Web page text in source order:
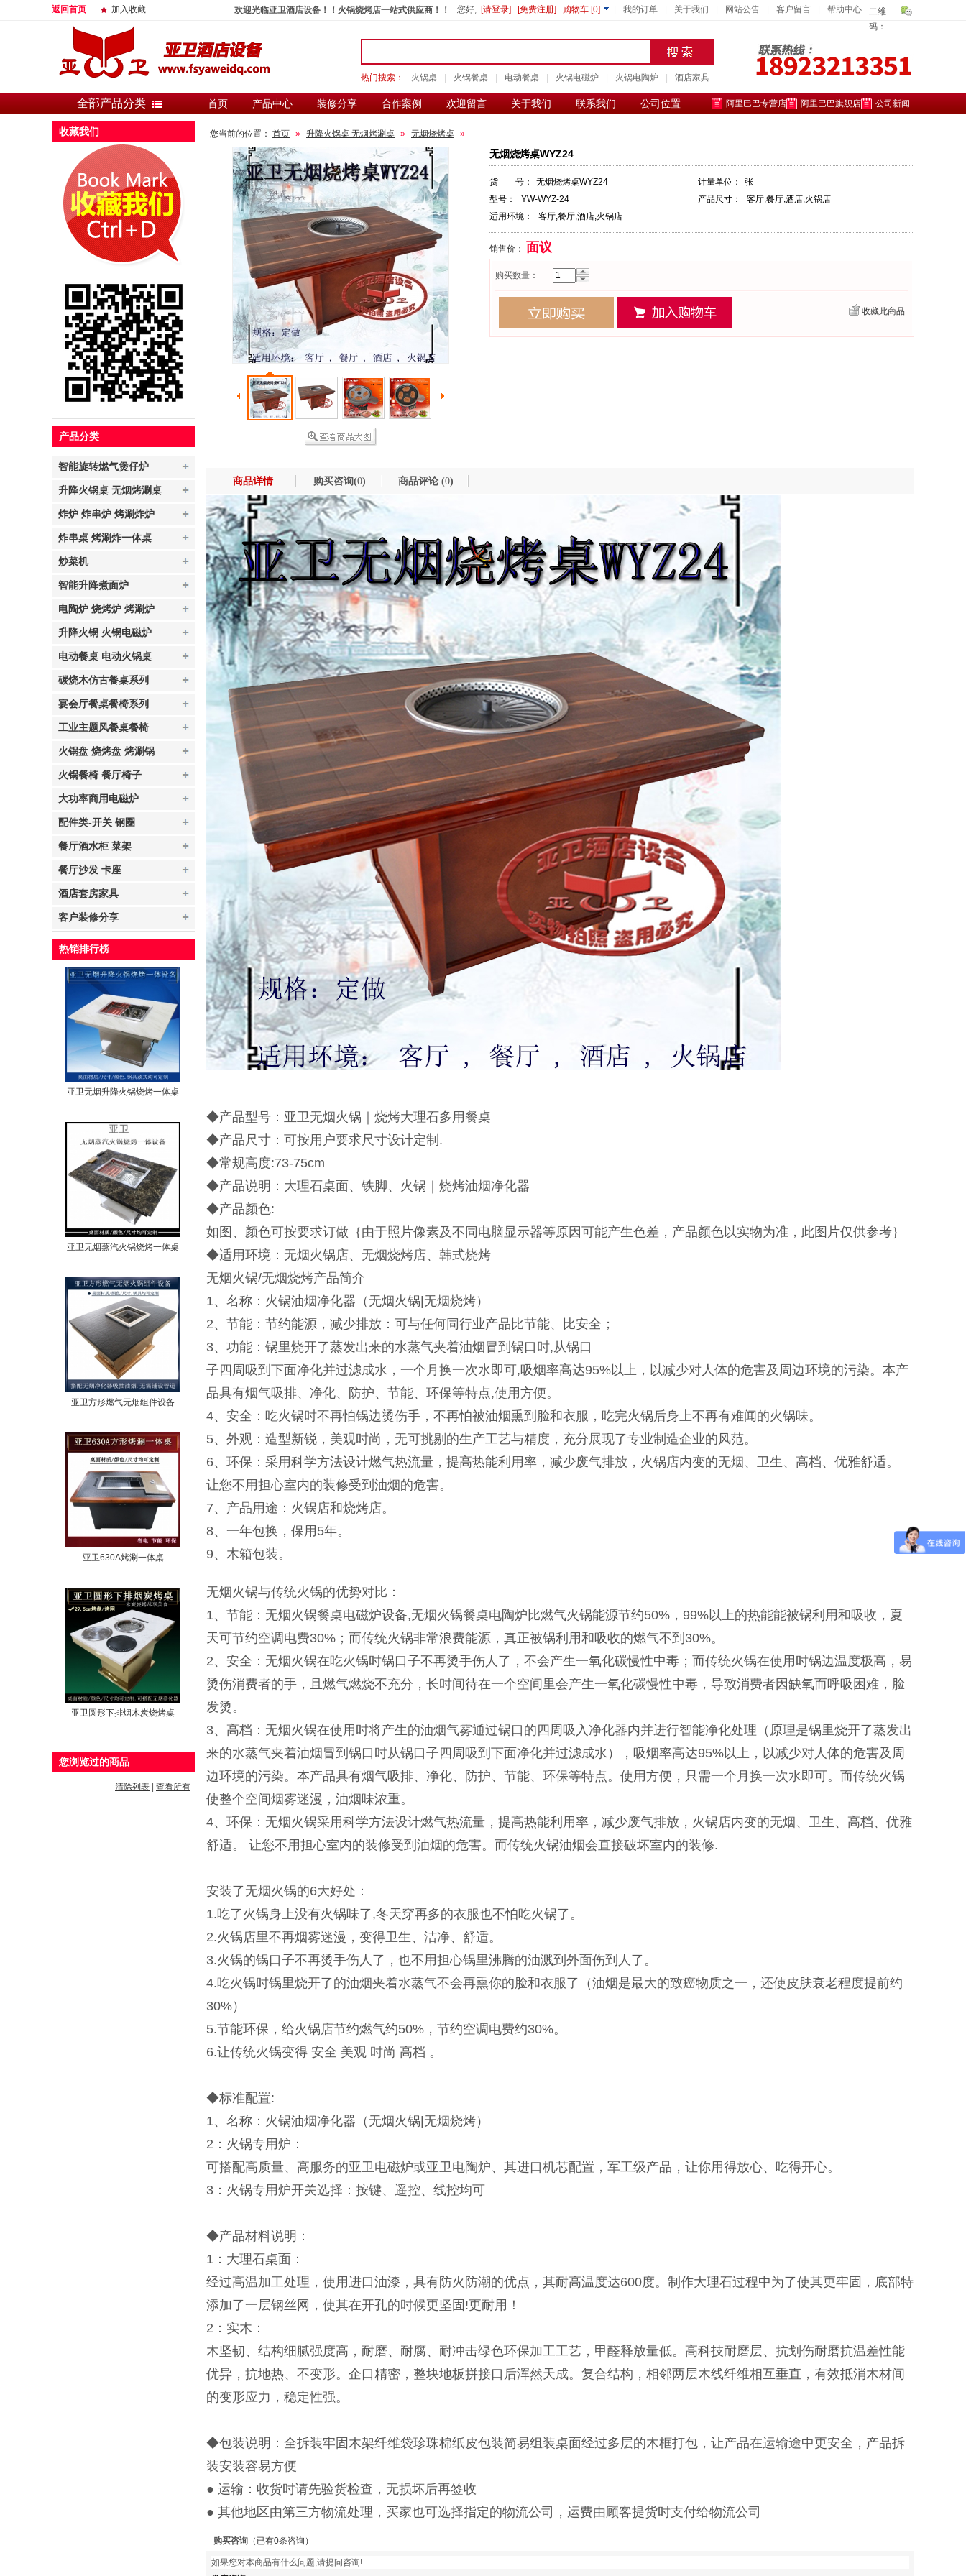
返回首页 加入收藏
二维
码：
我的订单 关于我们 网站公告 客户留言 帮助中心
您好, [请登录] [免费注册] 购物车 [0]
欢迎光临亚卫酒店设备！！火锅烧烤店一站式供应商！！
热门搜索： 火锅桌 火锅餐桌 电动餐桌 火锅电磁炉 火锅电陶炉 酒店家具
全部产品分类 首页 产品中心 装修分享 合作案例 欢迎留言 关于我们 联系我们 公司位置 阿里巴巴专营店 阿里巴巴旗舰店 公司新闻
您当前的位置： 首页 » 升降火锅桌 无烟烤涮桌 » 无烟烧烤桌 »
无烟烧烤桌WYZ24
货 号： 无烟烧烤桌WYZ24 计量单位：
张
型号：
YW-WYZ-24 产品尺寸：
客厅,餐厅,酒店,火锅店
适用环境：
客厅,餐厅,酒店,火锅店
销售价： 面议
购买数量：
收藏此商品
商品详情 购买咨询(0) 商品评论 (0)
◆产品型号：亚卫无烟火锅｜烧烤大理石多用餐桌
◆产品尺寸：可按用户要求尺寸设计定制.
◆常规高度:73-75cm
◆产品说明：大理石桌面、铁脚、火锅｜烧烤油烟净化器
◆产品颜色:
如图、颜色可按要求订做｛由于照片像素及不同电脑显示器等原因可能产生色差，产品颜色以实物为准，此图片仅供参考｝
◆适用环境：无烟火锅店、无烟烧烤店、韩式烧烤
无烟火锅/无烟烧烤产品简介
1、名称：火锅油烟净化器（无烟火锅|无烟烧烤）
2、节能：节约能源，减少排放：可与任何同行业产品比节能、比安全；
3、功能：锅里烧开了蒸发出来的水蒸气夹着油烟冒到锅口时,从锅口
子四周吸到下面净化并过滤成水，一个月换一次水即可,吸烟率高达95%以上，以减少对人体的危害及周边环境的污染。本产
品具有烟气吸排、净化、防护、节能、环保等特点,使用方便。
4、安全：吃火锅时不再怕锅边烫伤手，不再怕被油烟熏到脸和衣服，吃完火锅后身上不再有难闻的火锅味。
5、外观：造型新锐，美观时尚，无可挑剔的生产工艺与精度，充分展现了专业制造企业的风范。
6、环保：采用科学方法设计燃气热流量，提高热能利用率，减少废气排放，火锅店内变的无烟、卫生、高档、优雅舒适。
让您不用担心室内的装修受到油烟的危害。
7、产品用途：火锅店和烧烤店。
8、一年包换，保用5年。
9、木箱包装。
无烟火锅与传统火锅的优势对比：
1、节能：无烟火锅餐桌电磁炉设备,无烟火锅餐桌电陶炉比燃气火锅能源节约50%，99%以上的热能能被锅利用和吸收，夏
天可节约空调电费30%；而传统火锅非常浪费能源，真正被锅利用和吸收的燃气不到30%。
2、安全：无烟火锅在吃火锅时锅口子不再烫手伤人了，不会产生一氧化碳慢性中毒；而传统火锅在使用时锅边温度极高，易
烫伤消费者的手，且燃气燃烧不充分，长时间待在一个空间里会产生一氧化碳慢性中毒，导致消费者因缺氧而呼吸困难，脸
发烫。
3、高档：无烟火锅在使用时将产生的油烟气雾通过锅口的四周吸入净化器内并进行智能净化处理（原理是锅里烧开了蒸发出
来的水蒸气夹着油烟冒到锅口时从锅口子四周吸到下面净化并过滤成水），吸烟率高达95%以上，以减少对人体的危害及周
边环境的污染。本产品具有烟气吸排、净化、防护、节能、环保等特点。使用方便，只需一个月换一次水即可。而传统火锅
使整个空间烟雾迷漫，油烟味浓重。
4、环保：无烟火锅采用科学方法设计燃气热流量，提高热能利用率，减少废气排放，火锅店内变的无烟、卫生、高档、优雅
舒适。 让您不用担心室内的装修受到油烟的危害。而传统火锅油烟会直接破坏室内的装修.
安装了无烟火锅的6大好处：
1.吃了火锅身上没有火锅味了,冬天穿再多的衣服也不怕吃火锅了。
2.火锅店里不再烟雾迷漫，变得卫生、洁净、舒适。
3.火锅的锅口子不再烫手伤人了，也不用担心锅里沸腾的油溅到外面伤到人了。
4.吃火锅时锅里烧开了的油烟夹着水蒸气不会再熏你的脸和衣服了（油烟是最大的致癌物质之一，还使皮肤衰老程度提前约
30%）
5.节能环保，给火锅店节约燃气约50%，节约空调电费约30%。
6.让传统火锅变得 安全 美观 时尚 高档 。
◆标准配置:
1、名称：火锅油烟净化器（无烟火锅|无烟烧烤）
2：火锅专用炉：
可搭配高质量、高服务的亚卫电磁炉或亚卫电陶炉、其进口机芯配置，军工级产品，让你用得放心、吃得开心。
3：火锅专用炉开关选择：按键、遥控、线控均可
◆产品材料说明：
1：大理石桌面：
经过高温加工处理，使用进口油漆，具有防火防潮的优点，其耐高温度达600度。制作大理石过程中为了使其更牢固，底部特
添加了一层钢丝网，使其在开孔的时候更坚固!更耐用！
2：实木：
木坚韧、结构细腻强度高，耐磨、耐腐、耐冲击绿色环保加工工艺，甲醛释放量低。高科技耐磨层、抗划伤耐磨抗温差性能
优异，抗地热、不变形。企口精密，整块地板拼接口后浑然天成。复合结构，相邻两层木线纤维相互垂直，有效抵消木材间
的变形应力，稳定性强。
◆包装说明：全拆装牢固木架纤维袋珍珠棉纸皮包装简易组装桌面经过多层的木框打包，让产品在运输途中更安全，产品拆
装安装容易方便
● 运输：收货时请先验货检查，无损坏后再签收
● 其他地区由第三方物流处理，买家也可选择指定的物流公司，运费由顾客提货时支付给物流公司
购买咨询 （已有0条咨询）
如果您对本商品有什么问题,请提问咨询!
收藏我们
产品分类
智能旋转燃气煲仔炉
升降火锅桌 无烟烤涮桌
炸炉 炸串炉 烤涮炸炉
炸串桌 烤涮炸一体桌
炒菜机
智能升降煮面炉
电陶炉 烧烤炉 烤涮炉
升降火锅 火锅电磁炉
电动餐桌 电动火锅桌
碳烧木仿古餐桌系列
宴会厅餐桌餐椅系列
工业主题风餐桌餐椅
火锅盘 烧烤盘 烤涮锅
火锅餐椅 餐厅椅子
大功率商用电磁炉
配件类-开关 钢圈
餐厅酒水柜 菜架
餐厅沙发 卡座
酒店套房家具
客户装修分享
热销排行榜
亚卫无烟升降火锅烧烤一体桌
亚卫无烟蒸汽火锅烧烤一体桌
亚卫方形燃气无烟组件设备
亚卫630A烤涮一体桌
亚卫圆形下排烟木炭烧烤桌
您浏览过的商品
清除列表 查看所有